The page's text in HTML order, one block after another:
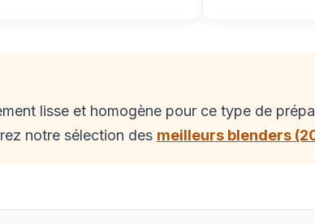
lisse et homogène pour ce type de
notre sélection des meilleurs blenders